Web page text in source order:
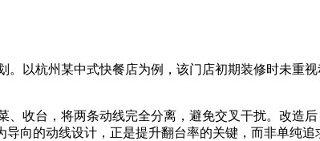
以杭州某中式快餐店为例，该门店初期装修时未重
收台，将两条动线完全分离，避免交叉干扰。改造
向的动线设计，正是提升翻台率的关键，而非单纯追